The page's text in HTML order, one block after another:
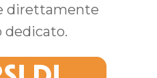
direttamente